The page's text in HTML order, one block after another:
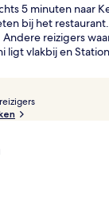
5 minuten naar
bij het
reizigers
vlakbij en